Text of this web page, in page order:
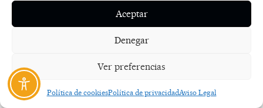
Aceptar
Denegar
Ver preferencias
Política de cookiesPolítica de privacidadAviso Legal
uno
de